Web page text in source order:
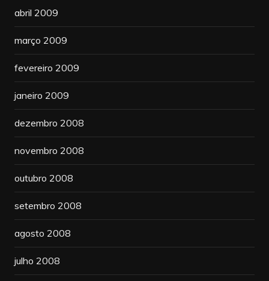
abril 2009
março 2009
fevereiro 2009
janeiro 2009
dezembro 2008
novembro 2008
outubro 2008
setembro 2008
agosto 2008
julho 2008